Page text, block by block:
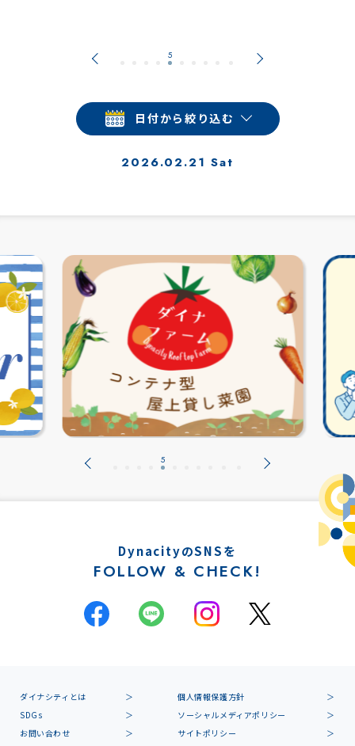
日付から絞り込む
2026.02.21 Sat
DynacityのSNSを
FOLLOW & CHECK!
ダイナシティとは
個人情報保護方針
SDGs
ソーシャルメディアポリシー
お問い合わせ
サイトポリシー